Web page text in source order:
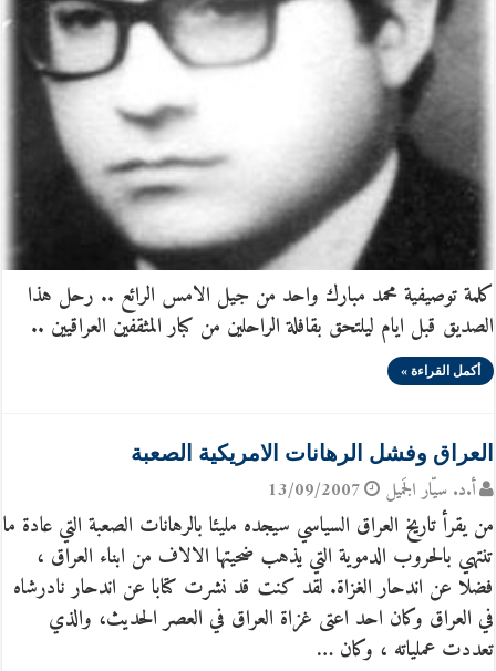
كلمة توصيفية محمد مبارك واحد من جيل الامس الرائع .. رحل هذا
الصديق قبل ايام ليلتحق بقافلة الراحلين من كبار المثقفين العراقيين ..
أكمل القراءة »
العراق وفشل الرهانات الامريكية الصعبة
أ.د. سيّار الجَميل 13/09/2007
من يقرأ تاريخ العراق السياسي سيجده مليئا بالرهانات الصعبة التي عادة ما
تنتهي بالحروب الدموية التي يذهب ضحيتها الالاف من ابناء العراق ،
فضلا عن اندحار الغزاة. لقد كنت قد نشرت كتابا عن اندحار نادرشاه
في العراق وكان احد اعتى غزاة العراق في العصر الحديث، والذي
تعددت عملياته ، وكان …